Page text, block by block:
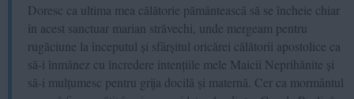
Doresc ca ultima mea călătorie pământească să se încheie chiar
în acest sanctuar marian străvechi, unde mergeam pentru
rugăciune la începutul și sfârșitul oricărei călătorii apostolice ca
să-i înmânez cu încredere intențiile mele Maicii Neprihănite și
să-i mulțumesc pentru grija docilă și maternă. Cer ca mormântul